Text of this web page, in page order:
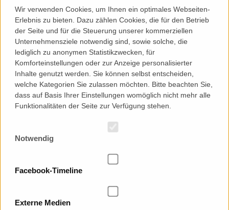
KONTAKT
Landesverband Sächsischer Jugendbildungswerke e.V.
Cossebauder Straße 5
01157 Dresden
E-Mail:
Wir verwenden Cookies, um Ihnen ein optimales Webseiten-
Erlebnis zu bieten. Dazu zählen Cookies, die für den Betrieb
der Seite und für die Steuerung unserer kommerziellen
Unternehmensziele notwendig sind, sowie solche, die
lediglich zu anonymen Statistikzwecken, für
Komforteinstellungen oder zur Anzeige personalisierter
Inhalte genutzt werden. Sie können selbst entscheiden,
welche Kategorien Sie zulassen möchten. Bitte beachten Sie,
dass auf Basis Ihrer Einstellungen womöglich nicht mehr alle
Funktionalitäten der Seite zur Verfügung stehen.
Notwendig
Facebook-Timeline
Externe Medien